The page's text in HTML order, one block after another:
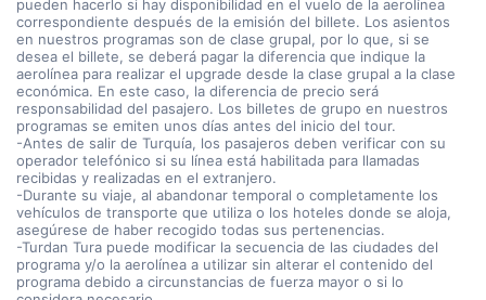
pueden hacerlo si hay disponibilidad en el vuelo de la aerolínea
correspondiente después de la emisión del billete. Los asientos
en nuestros programas son de clase grupal, por lo que, si se
desea el billete, se deberá pagar la diferencia que indique la
aerolínea para realizar el upgrade desde la clase grupal a la clase
económica. En este caso, la diferencia de precio será
responsabilidad del pasajero. Los billetes de grupo en nuestros
programas se emiten unos días antes del inicio del tour.
-Antes de salir de Turquía, los pasajeros deben verificar con su
operador telefónico si su línea está habilitada para llamadas
recibidas y realizadas en el extranjero.
-Durante su viaje, al abandonar temporal o completamente los
vehículos de transporte que utiliza o los hoteles donde se aloja,
asegúrese de haber recogido todas sus pertenencias.
-Turdan Tura puede modificar la secuencia de las ciudades del
programa y/o la aerolínea a utilizar sin alterar el contenido del
programa debido a circunstancias de fuerza mayor o si lo